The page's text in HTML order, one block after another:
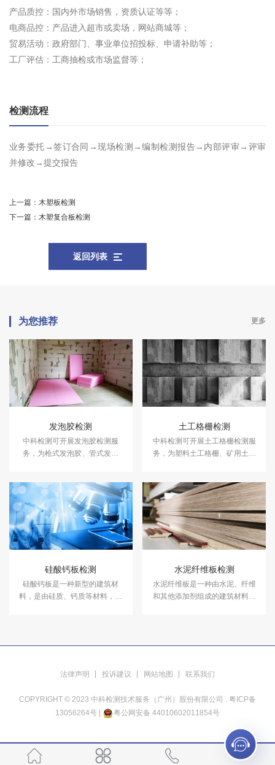
产品质控：国内外市场销售，资质认证等等；
电商品控：产品进入超市或卖场，网站商城等；
贸易活动：政府部门、事业单位招投标、申请补助等；
工厂评估：工商抽检或市场监督等；
检测流程
业务委托→签订合同→现场检测→编制检测报告→内部评审→评审
并修改→提交报告
上一篇： 木塑板检测
下一篇： 木塑复合板检测
返回列表
为您推荐 更多
发泡胶检测
中科检测可开展发泡胶检测服
务，为枪式发泡胶、管式发泡
数、硬度、抗剪强度等指标检测
服务。
土工格栅检测
中科检测可开展土工格栅检测服
务，为塑料土工格栅、矿用土工
性能测试等指标检测服务。
硅酸钙板检测
硅酸钙板是一种新型的建筑材
料，是由硅质、钙质等材料，经
资质认证。
水泥纤维板检测
水泥纤维板是一种由水泥、纤维
和其他添加剂组成的建筑材料，
CNAS资质认证。
法律声明 投诉建议 网站地图 联系我们
COPYRIGHT © 2023 中科检测技术服务（广州）股份有限公司 . 粤ICP备
13056264号 | 粤公网安备 44010602011854号